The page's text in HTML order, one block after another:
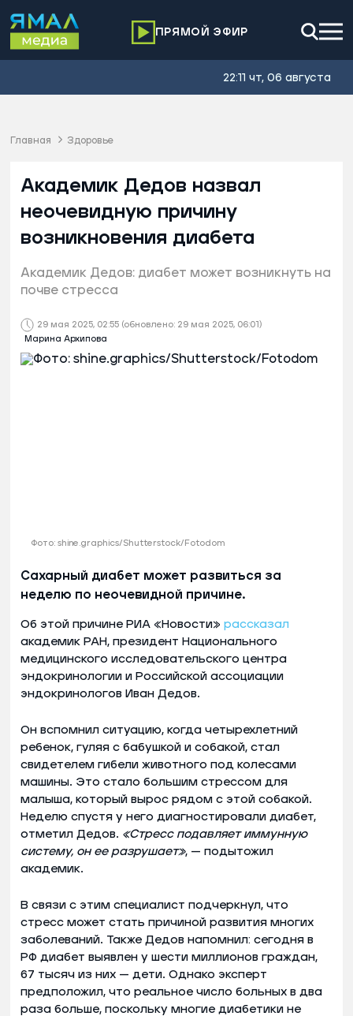
ПРЯМОЙ ЭФИР
22:11 чт, 06 августа
Главная Здоровье
29 мая 2025, 02:55 (обновлено: 29 мая 2025, 06:01)
Марина Архипова
Академик Дедов назвал
неочевидную причину
возникновения диабета
Академик Дедов: диабет может возникнуть на
почве стресса
Фото: shine.graphics/Shutterstock/Fotodom
Сахарный диабет может развиться за
неделю по неочевидной причине.
Об этой причине РИА «Новости» рассказал
академик РАН, президент Национального
медицинского исследовательского центра
эндокринологии и Российской ассоциации
эндокринологов Иван Дедов.
Он вспомнил ситуацию, когда четырехлетний
ребенок, гуляя с бабушкой и собакой, стал
свидетелем гибели животного под колесами
машины. Это стало большим стрессом для
малыша, который вырос рядом с этой собакой.
Неделю спустя у него диагностировали диабет,
отметил Дедов. «Стресс подавляет иммунную
систему, он ее разрушает», — подытожил
академик.
В связи с этим специалист подчеркнул, что
стресс может стать причиной развития многих
заболеваний. Также Дедов напомнил: сегодня в
РФ диабет выявлен у шести миллионов граждан,
67 тысяч из них — дети. Однако эксперт
предположил, что реальное число больных в два
раза больше, поскольку многие диабетики не